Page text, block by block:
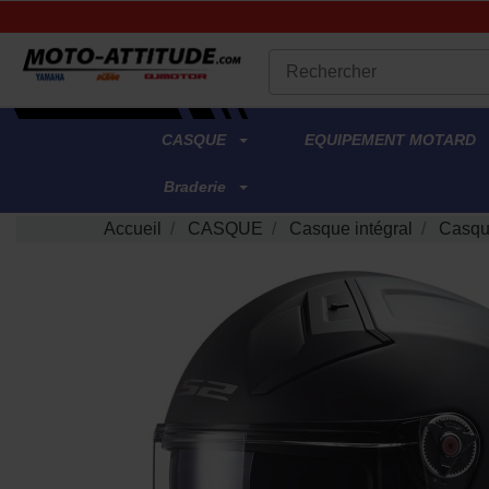
.
CASQUE EQUIPEMENT MOTARD
Braderie
Accueil CASQUE Casque intégral